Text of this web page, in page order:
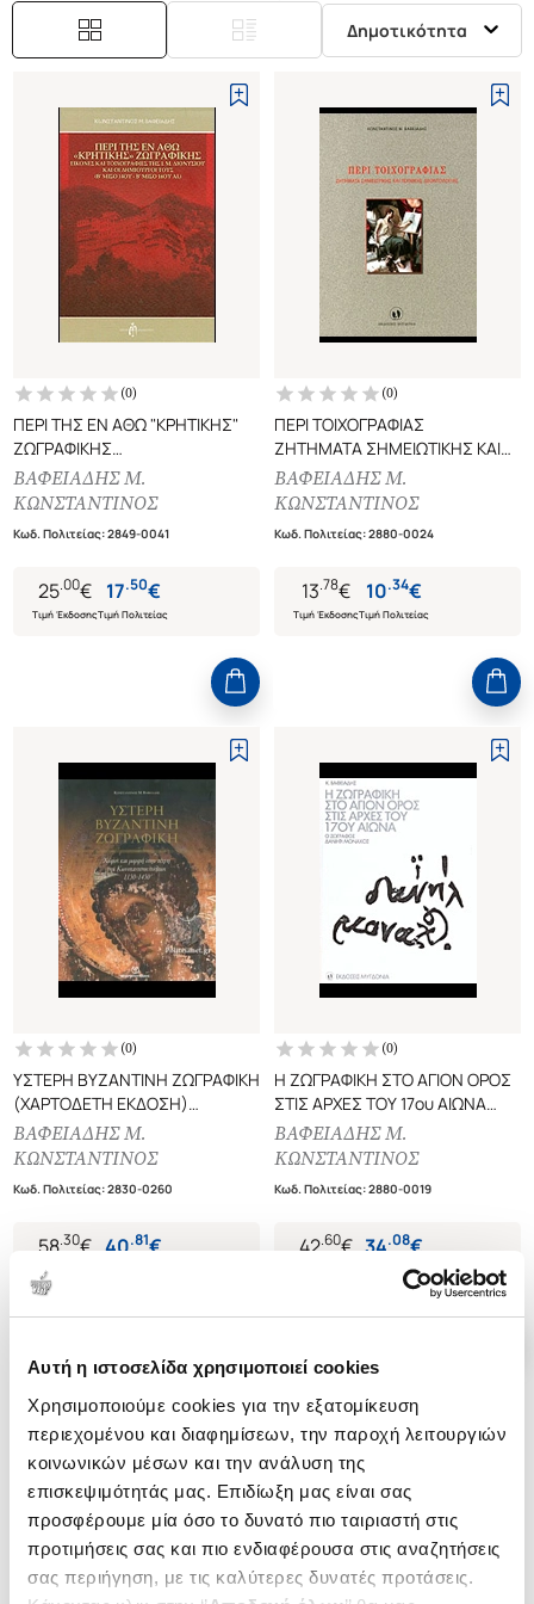
Αυτή η ιστοσελίδα χρησιμοποιεί cookies
Χρησιμοποιούμε cookies για την εξατομίκευση
περιεχομένου και διαφημίσεων, την παροχή λειτουργιών
κοινωνικών μέσων και την ανάλυση της
επισκεψιμότητάς μας. Επιδίωξη μας είναι σας
προσφέρουμε μία όσο το δυνατό πιο ταιριαστή στις
προτιμήσεις σας και πιο ενδιαφέρουσα στις αναζητήσεις
σας περιήγηση, με τις καλύτερες δυνατές προτάσεις.
Δημοτικότητα
(0)
ΠΕΡΙ ΤΗΣ ΕΝ ΑΘΩ "ΚΡΗΤΙΚΗΣ"
ΖΩΓΡΑΦΙΚΗΣ
ΕΙΚΟΝΕΣ ΚΑΙ ΤΟΙΧΟΓΡΑΦΙΕΣ ΤΗΣ
Ι. Μ. ΔΙΟΝΥΣΙΟΥ ΚΑΙ ΟΙ
14ΟΥ- Β' ΜΙΣΟ 16ΟΥ ΑΙ.)
ΒΑΦΕΙΑΔΗΣ Μ.
ΚΩΝΣΤΑΝΤΙΝΟΣ
Κωδ. Πολιτείας:2849-0041
25.00€
Τιμή Έκδοσης
17.50€
Τιμή Πολιτείας
(0)
ΠΕΡΙ ΤΟΙΧΟΓΡΑΦΙΑΣ
ΖΗΤΗΜΑΤΑ ΣΗΜΕΙΩΤΙΚΗΣ ΚΑΙ
ΤΕΧΝΙΚΗΣ ΔΕΟΝΤΟΛΟΓΙΑΣ
ΒΑΦΕΙΑΔΗΣ Μ.
ΚΩΝΣΤΑΝΤΙΝΟΣ
Κωδ. Πολιτείας:2880-0024
13.78€
Τιμή Έκδοσης
10.34€
Τιμή Πολιτείας
(0)
ΥΣΤΕΡΗ ΒΥΖΑΝΤΙΝΗ ΖΩΓΡΑΦΙΚΗ
(ΧΑΡΤΟΔΕΤΗ ΕΚΔΟΣΗ)
ΧΩΡΟΣ ΚΑΙ ΜΟΡΦΗ ΣΤΗΝ
ΤΕΧΝΗ ΤΗΣ
1450
ΒΑΦΕΙΑΔΗΣ Μ.
ΚΩΝΣΤΑΝΤΙΝΟΣ
Κωδ. Πολιτείας:2830-0260
58.30€
Τιμή Έκδοσης
40.81€
(0)
Η ΖΩΓΡΑΦΙΚΗ ΣΤΟ ΑΓΙΟΝ ΟΡΟΣ
ΣΤΙΣ ΑΡΧΕΣ ΤΟΥ 17ου ΑΙΩΝΑ
Ο ΖΩΓΡΑΦΟΣ ΔΑΝΙΗΛ
ΜΟΝΑΧΟΣ
ΒΑΦΕΙΑΔΗΣ Μ.
ΚΩΝΣΤΑΝΤΙΝΟΣ
Κωδ. Πολιτείας:2880-0019
42.60€ 34.08€
Τιμή Πολιτείας